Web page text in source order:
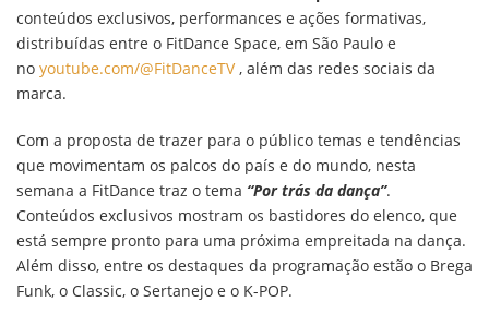
conteúdos exclusivos, performances e ações formativas,
distribuídas entre o FitDance Space, em São Paulo e
no youtube.com/@FitDanceTV, além das redes sociais da
marca.
Com a proposta de trazer para o público temas e tendências
que movimentam os palcos do país e do mundo, nesta
semana a FitDance traz o tema “Por trás da dança”.
Conteúdos exclusivos mostram os bastidores do elenco, que
está sempre pronto para uma próxima empreitada na dança.
Além disso, entre os destaques da programação estão o Brega
Funk, o Classic, o Sertanejo e o K-POP.